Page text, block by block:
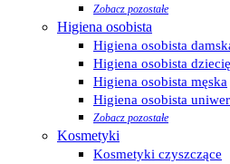
Zobacz pozostałe
Higiena osobista
Higiena osobista
Higiena osobista
Higiena osobista męska
Higiena osobista
Zobacz pozostałe
Kosmetyki
Kosmetyki czyszczące